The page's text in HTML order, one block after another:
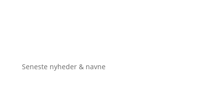
Seneste nyheder & navne